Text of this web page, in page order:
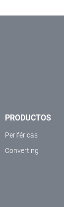
PRODUCTOS
Periféricas
Converting